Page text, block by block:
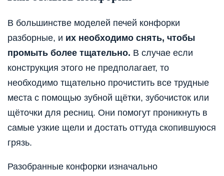
В большинстве моделей печей конфорки
разборные, и их необходимо снять, чтобы
промыть более тщательно. В случае если
конструкция этого не предполагает, то
необходимо тщательно прочистить все трудные
места с помощью зубной щётки, зубочисток или
щёточки для ресниц. Они помогут проникнуть в
самые узкие щели и достать оттуда скопившуюся
грязь.
Разобранные конфорки изначально